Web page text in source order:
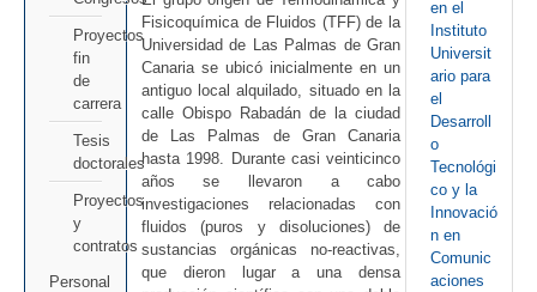
Proyectos
fin
de
carrera
Tesis
doctorales
Proyectos
y
contratos
Personal
Fisicoquímica de Fluidos (TFF) de la
Universidad de Las Palmas de Gran
Canaria se ubicó inicialmente en un
antiguo local alquilado, situado en la
calle Obispo Rabadán de la ciudad
de Las Palmas de Gran Canaria
hasta 1998. Durante casi veinticinco
años se llevaron a cabo
investigaciones relacionadas con
fluidos (puros y disoluciones) de
sustancias orgánicas no-reactivas,
que dieron lugar a una densa
en el
Instituto
Universit
ario para
el
Desarroll
o
Tecnológi
co y la
Innovació
n en
Comunic
aciones